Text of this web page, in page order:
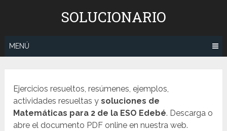
SOLUCIONARIO
MENÚ
Ejercicios resueltos, resúmenes, ejemplos,
actividades resueltas ysoluciones de
Matemáticas para 2 de la ESO Edebé. Descarga o
abre el documento PDF online en nuestra web.